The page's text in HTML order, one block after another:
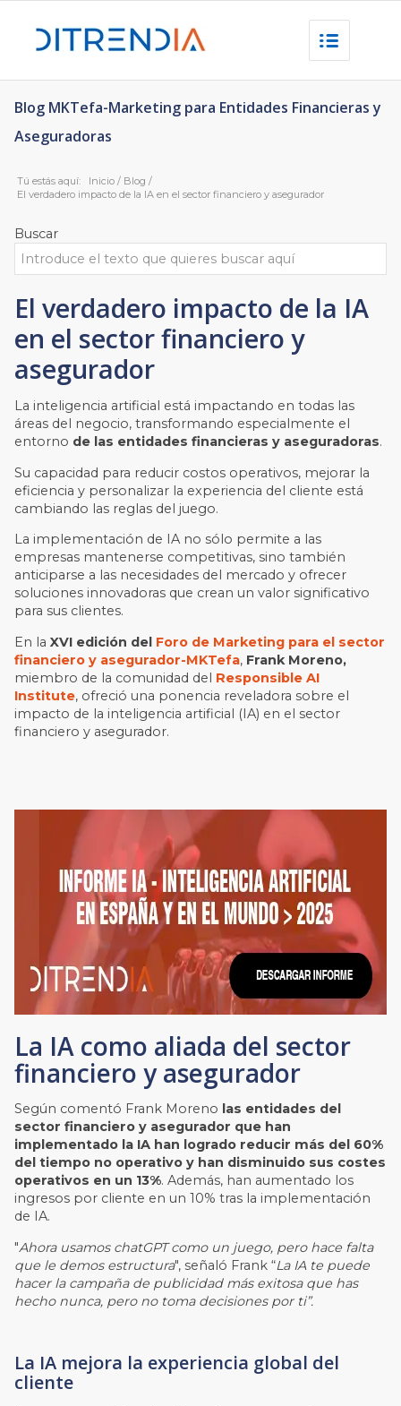
Blog MKTefa-Marketing para Entidades Financieras y
Aseguradoras
Tú estás aquí: Inicio / Blog /
El verdadero impacto de la IA en el sector financiero y asegurador
Buscar
El verdadero impacto de la IA
en el sector financiero y
asegurador
La inteligencia artificial está impactando en todas las
áreas del negocio, transformando especialmente el
entorno de las entidades financieras y aseguradoras.
Su capacidad para reducir costos operativos, mejorar la
eficiencia y personalizar la experiencia del cliente está
cambiando las reglas del juego.
La implementación de IA no sólo permite a las
empresas mantenerse competitivas, sino también
anticiparse a las necesidades del mercado y ofrecer
soluciones innovadoras que crean un valor significativo
para sus clientes.
En laXVI edición del Foro de Marketing para el sector
financiero y asegurador-MKTefa, Frank Moreno,
miembro de la comunidad del Responsible AI
Institute, ofreció una ponencia reveladora sobre el
impacto de la inteligencia artificial (IA) en el sector
financiero y asegurador.
La IA como aliada del sector
financiero y asegurador
Según comentó Frank Moreno las entidades del
sector financiero y asegurador que han
implementado la IA han logrado reducir más del 60%
del tiempo no operativo y han disminuido sus costes
operativos en un 13%. Además, han aumentado los
ingresos por cliente en un 10% tras la implementación
de IA.
"Ahora usamos chatGPT como un juego, pero hace falta
que le demos estructura", señaló Frank “La IA te puede
hacer la campaña de publicidad más exitosa que has
hecho nunca, pero no toma decisiones por ti”.
La IA mejora la experiencia global del
cliente